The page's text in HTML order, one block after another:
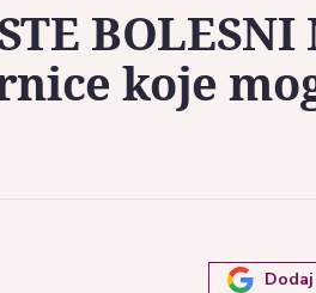
koje